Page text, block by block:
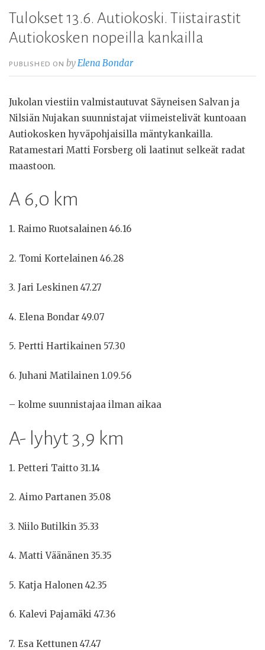
Tulokset 13.6. Autiokoski. Tiistairastit
Autiokosken nopeilla kankailla
PUBLISHED ONbyElena Bondar
Jukolan viestiin valmistautuvat Säyneisen Salvan ja
Nilsiän Nujakan suunnistajat viimeistelivät kuntoaan
Autiokosken hyväpohjaisilla mäntykankailla.
Ratamestari Matti Forsberg oli laatinut selkeät radat
maastoon.
A 6,0 km
1. Raimo Ruotsalainen 46.16
2. Tomi Kortelainen 46.28
3. Jari Leskinen 47.27
4. Elena Bondar 49.07
5. Pertti Hartikainen 57.30
6. Juhani Matilainen 1.09.56
– kolme suunnistajaa ilman aikaa
A- lyhyt 3,9 km
1. Petteri Taitto 31.14
2. Aimo Partanen 35.08
3. Niilo Butilkin 35.33
4. Matti Väänänen 35.35
5. Katja Halonen 42.35
6. Kalevi Pajamäki 47.36
7. Esa Kettunen 47.47